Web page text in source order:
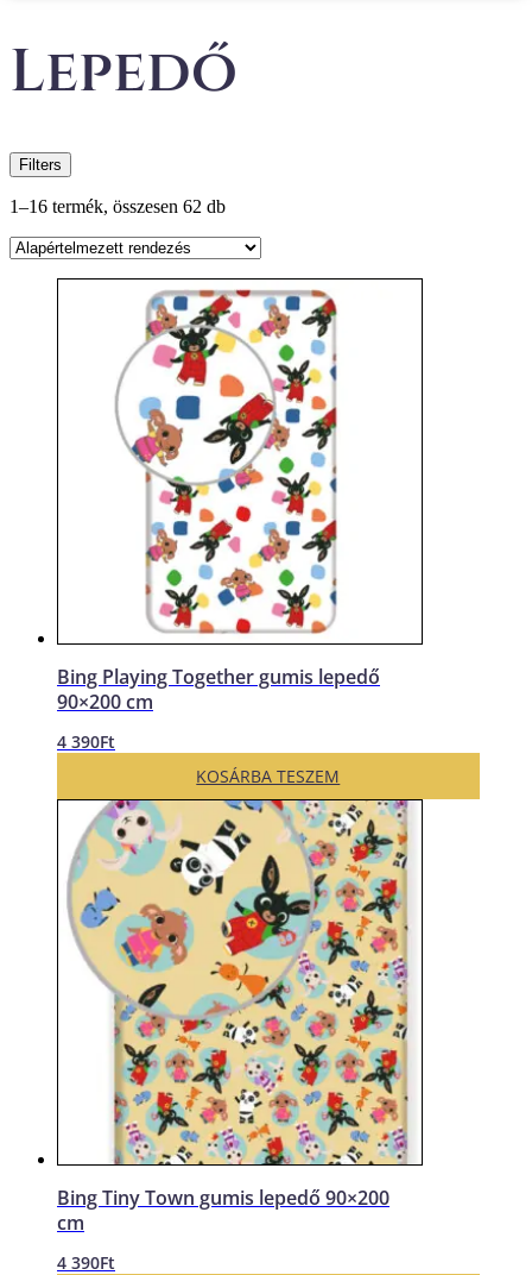
Lepedő
Filters
1–16 termék, összesen 62 db
Bing Playing Together gumis lepedő
90×200 cm
4 390Ft
KOSÁRBA TESZEM
Bing Tiny Town gumis lepedő 90×200
cm
4 390Ft